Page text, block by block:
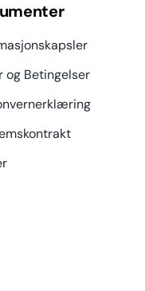
og Betingelser